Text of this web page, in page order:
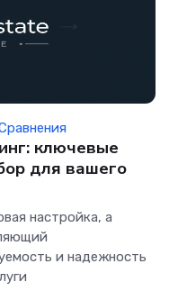
ключевые
для вашего
настройка, а
и надежность